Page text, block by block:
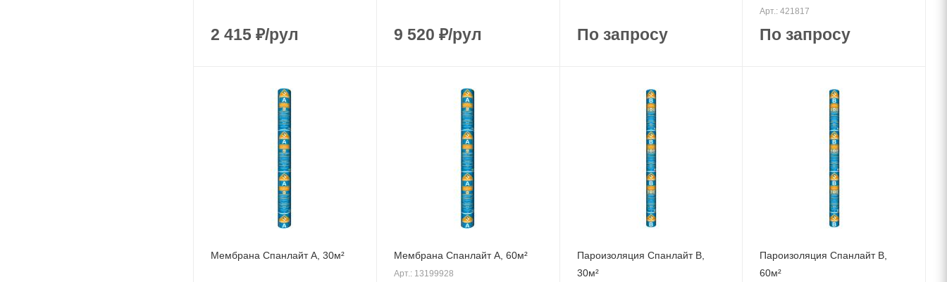
2 415 ₽/рул 9 520 ₽/рул По запросу
Арт.: 421817
По запросу
Мембрана Спанлайт A, 30м² Мембрана Спанлайт A, 60м²
Арт.: 13199928
Пароизоляция Спанлайт B,
30м²
Пароизоляция Спанлайт B,
60м²